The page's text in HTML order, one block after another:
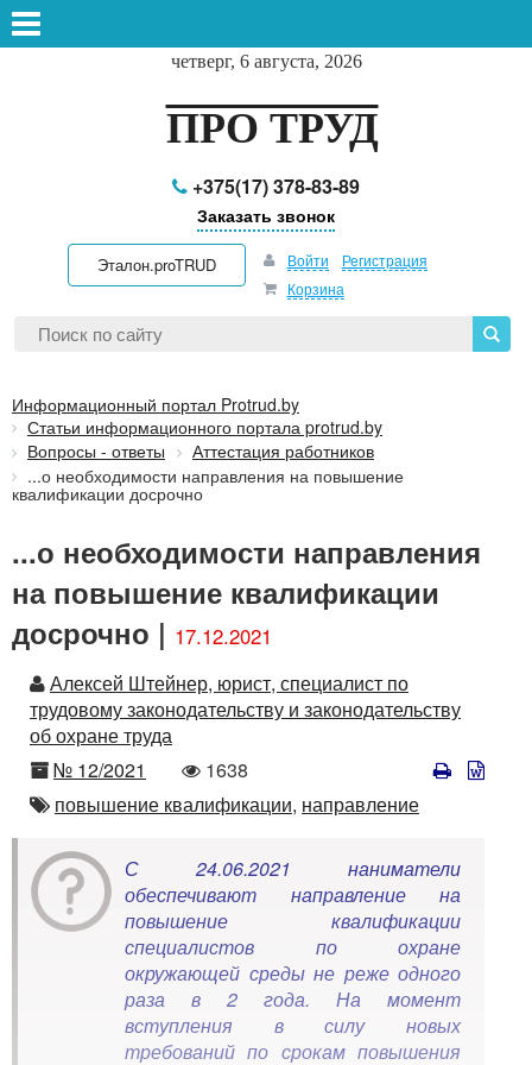
четверг, 6 августа, 2026
ПРО ТРУД
+375(17) 378-83-89
Заказать звонок
Эталон.proTRUD Войти
Регистрация
Корзина
Информационный портал Protrud.by
Статьи информационного портала protrud.by
Вопросы - ответы
Аттестация работников
...о необходимости направления на повышение
квалификации досрочно
...о необходимости направления
на повышение квалификации
досрочно | 17.12.2021
Автор
Алексей Штейнер, юрист, специалист по
трудовому законодательству и законодательству
об охране труда
Номер
№ 12/2021
Количество
просмотров
1638
Автор
повышение квалификации, направление
С 24.06.2021 наниматели
обеспечивают направление на
повышение квалификации
специалистов по охране
окружающей среды не реже одного
раза в 2 года. На момент
вступления в силу новых
требований по срокам повышения